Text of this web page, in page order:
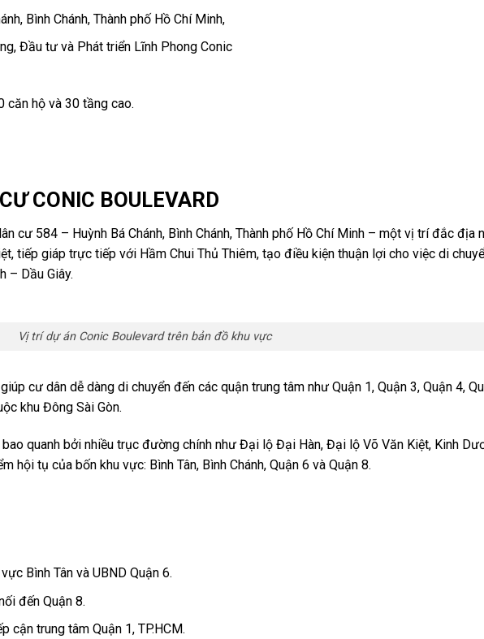
Bình Chánh, Thành phố Hồ Chí Minh,
Đầu tư và Phát triển Lĩnh Phong Conic
căn hộ và 30 tầng cao.
CONIC BOULEVARD
cư 584 – Huỳnh Bá Chánh, Bình Chánh, Thành phố Hồ Chí Minh – một vị trí đắc địa
tiếp giáp trực tiếp với Hầm Chui Thủ Thiêm, tạo điều kiện thuận lợi cho việc di
– Dầu Giây.
Vị trí dự án Conic Boulevard trên bản đồ khu vực
cư dân dễ dàng di chuyển đến các quận trung tâm như Quận 1, Quận 3, Quận 4,
khu Đông Sài Gòn.
quanh bởi nhiều trục đường chính như Đại lộ Đại Hàn, Đại lộ Võ Văn Kiệt, Kinh
hội tụ của bốn khu vực: Bình Tân, Bình Chánh, Quận 6 và Quận 8.
Bình Tân và UBND Quận 6.
đến Quận 8.
cận trung tâm Quận 1, TP.HCM.